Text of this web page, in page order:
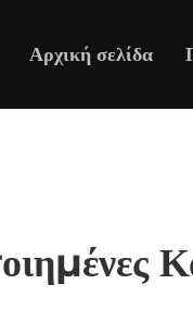
Αρχική σελίδα